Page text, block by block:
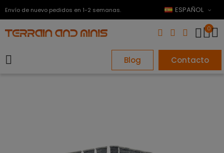
Envío de nuevo pedidos en 1-2 semanas. ESPAÑOL
0
Blog Contacto